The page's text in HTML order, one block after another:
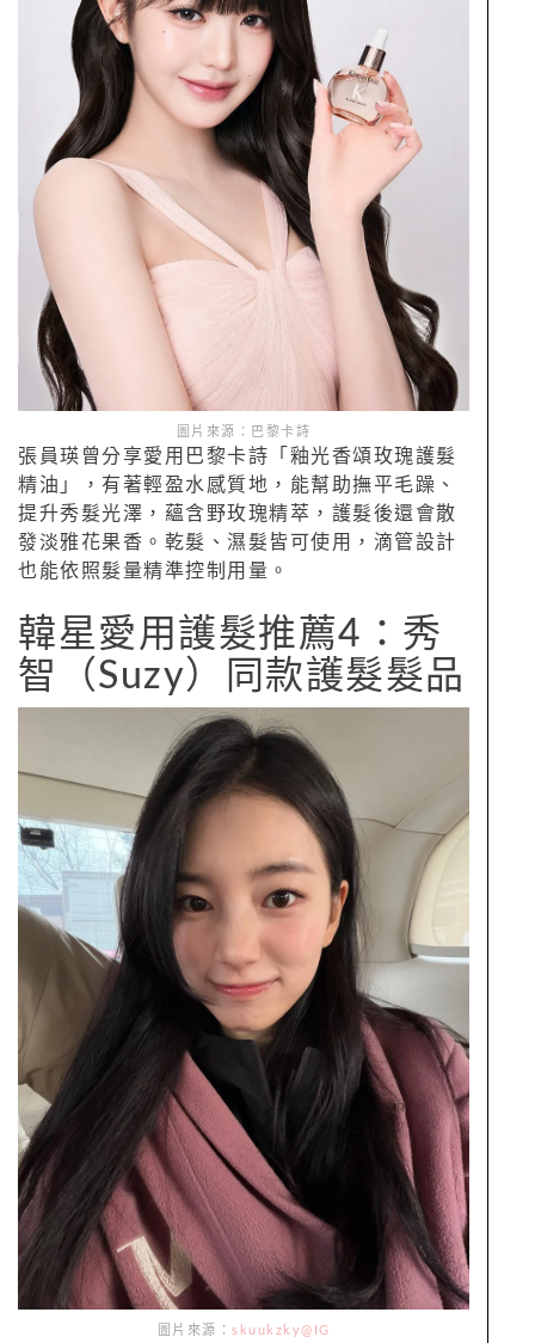
圖片來源：巴黎卡詩
張員瑛曾分享愛用巴黎卡詩「釉光香頌玫瑰護髮
精油」，有著輕盈水感質地，能幫助撫平毛躁、
提升秀髮光澤，蘊含野玫瑰精萃，護髮後還會散
發淡雅花果香。乾髮、濕髮皆可使用，滴管設計
也能依照髮量精準控制用量。
韓星愛用護髮推薦4：秀
智（Suzy）同款護髮髮品
圖片來源： skuukzky@IG